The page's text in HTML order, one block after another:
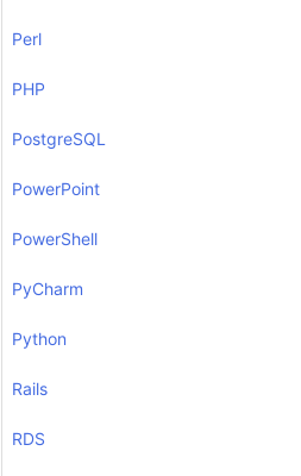
Perl
PHP
PostgreSQL
PowerPoint
PowerShell
PyCharm
Python
Rails
RDS